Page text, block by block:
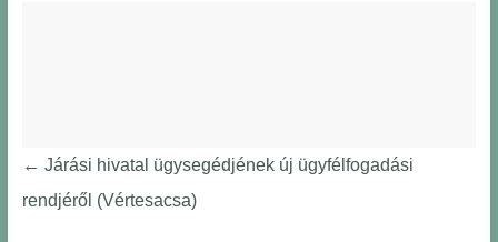
← Járási hivatal ügysegédjének új ügyfélfogadási
rendjéről (Vértesacsa)